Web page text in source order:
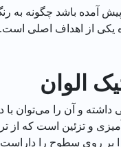
آمده باشد چگونه به
یکی از اهداف اصلی
الوان
داشته و آن را می‌توان
و تزئین است که از
بر روی سطوح را